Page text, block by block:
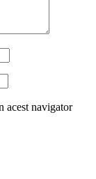
acest navigator